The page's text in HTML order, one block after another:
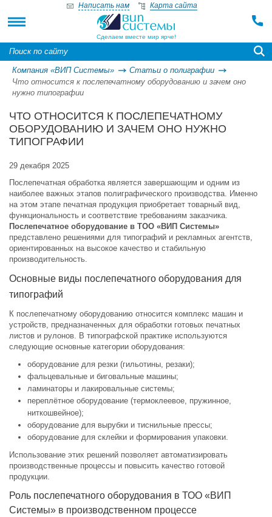
Сделаем вместе мир ярче!
Написать нам Карта сайта
Компания «ВИП Системы»
Статьи о полиграфии
Что относится к послепечатному оборудованию и зачем оно
нужно типографии
ЧТО ОТНОСИТСЯ К ПОСЛЕПЕЧАТНОМУ
ОБОРУДОВАНИЮ И ЗАЧЕМ ОНО НУЖНО
ТИПОГРАФИИ
29 декабря 2025
Послепечатная обработка является завершающим и одним из
наиболее важных этапов полиграфического производства. Именно
на этом этапе печатная продукция приобретает товарный вид,
функциональность и соответствие требованиям заказчика.
Послепечатное оборудование в ТОО «ВИП Системы»
представлено решениями для типографий и рекламных агентств,
ориентированных на высокое качество и стабильную
производительность.
Основные виды послепечатного оборудования для
типографий
К послепечатному оборудованию относится комплекс машин и
устройств, предназначенных для обработки готовых печатных
листов и рулонов. В типографской практике используются
следующие основные категории оборудования:
оборудование для резки (гильотины, резаки);
фальцевальные и биговальные машины;
ламинаторы и лакировальные системы;
переплётное оборудование (термоклеевое, пружинное,
ниткошвейное);
оборудование для вырубки и тиснильные прессы;
оборудование для склейки и формирования упаковки.
Использование этих решений позволяет автоматизировать
производственные процессы и повысить качество готовой
продукции.
Роль послепечатного оборудования в ТОО «ВИП
Системы» в производственном процессе